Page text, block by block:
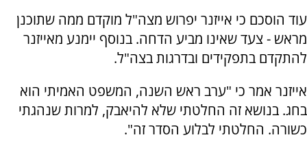
עוד הוסכם כי אייזנר יפרוש מצה"ל מוקדם ממה שתוכנן
מראש - צעד שאינו מביע הדחה. בנוסף יימנע מאייזנר
להתקדם בתפקידים ובדרגות בצה"ל.
אייזנר אמר כי "ערב ראש השנה, המשפט האמיתי הוא
בחג. בנושא זה החלטתי שלא להיאבק, למרות שנהגתי
כשורה. החלטתי לבלוע הסדר זה".